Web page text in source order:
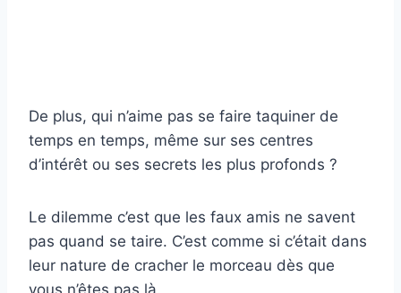
De plus, qui n’aime pas se faire taquiner de
temps en temps, même sur ses centres
d’intérêt ou ses secrets les plus profonds ?
Le dilemme c’est que les faux amis ne savent
pas quand se taire. C’est comme si c’était dans
leur nature de cracher le morceau dès que
vous n’êtes pas là.